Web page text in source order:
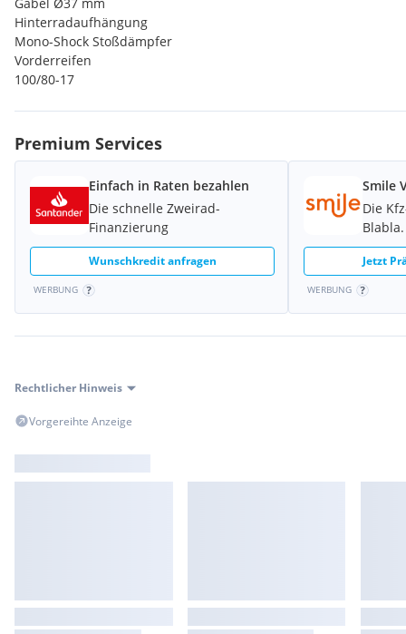
Hinterradaufhängung
Mono-Shock Stoßdämpfer
Vorderreifen
100/80-17
130/70-17
Vorderbremse
Wave-Scheibe Ø260 mm
Wave-Scheibe Ø200 mm
Für weitere Infos gerne im Shop vorbeischauen oder telefonisch
Premium Services
Einfach in Raten bezahlen
Die schnelle Zweirad-
Finanzierung
Wunschkredit anfragen
WERBUNG
Smile
Die
Blabla.
Jetzt
WERBUNG
Rechtlicher Hinweis
Vorgereihte Anzeige